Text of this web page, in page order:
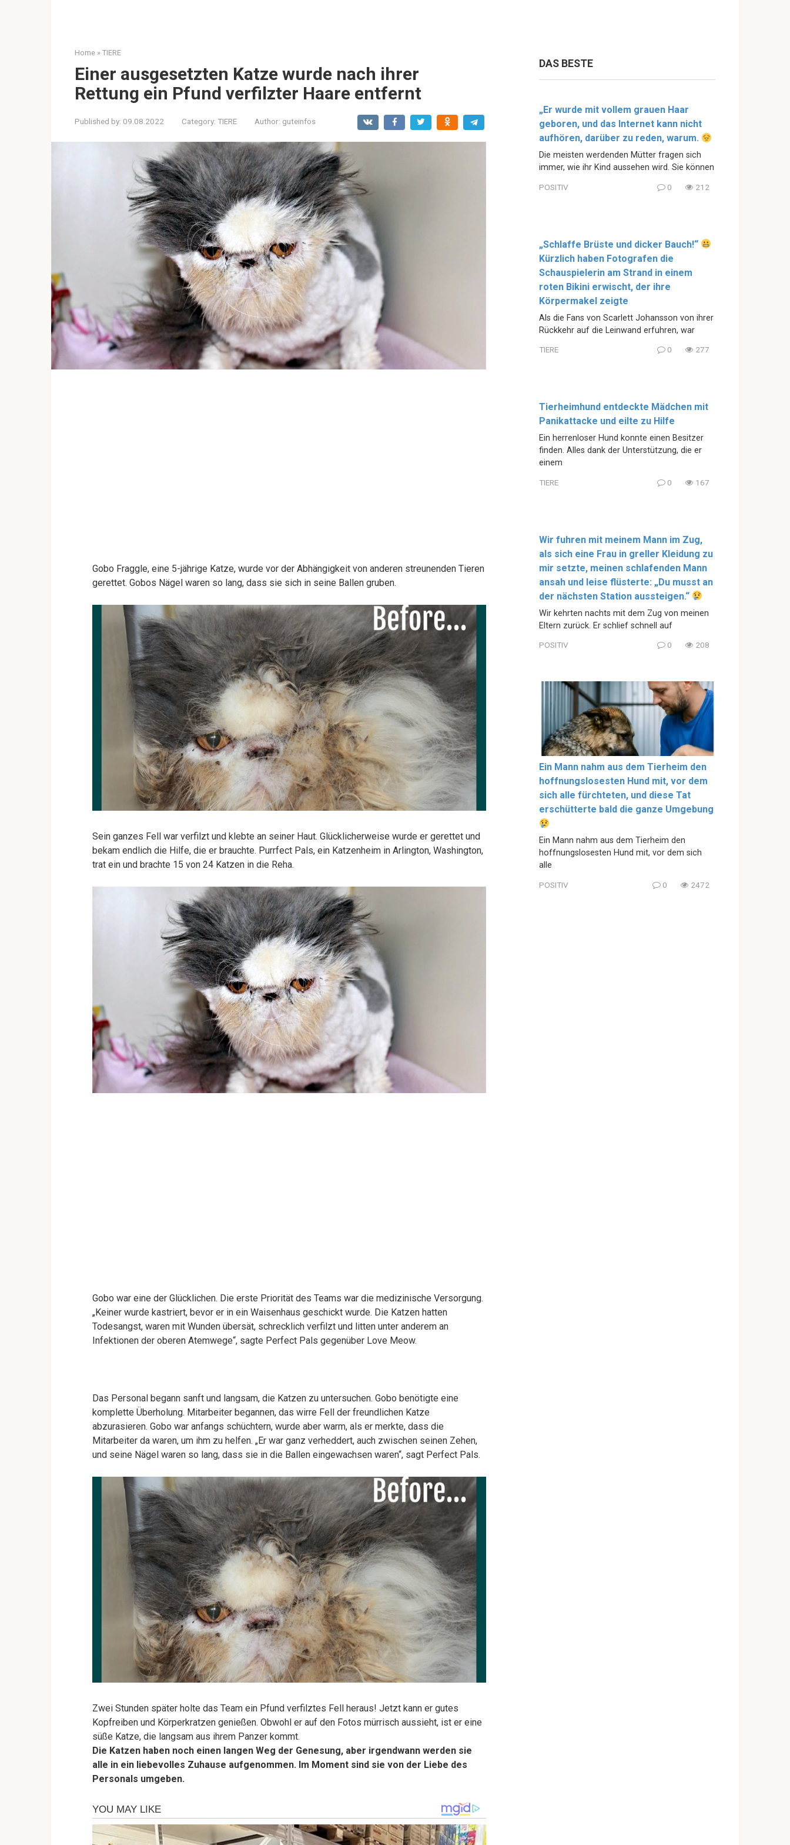
Home » TIERE
Einer ausgesetzten Katze wurde nach ihrer
Rettung ein Pfund verfilzter Haare entfernt
Published by: 09.08.2022 Category: TIERE Author: guteinfos
Gobo Fraggle, eine 5-jährige Katze, wurde vor der Abhängigkeit von anderen streunenden Tieren
gerettet. Gobos Nägel waren so lang, dass sie sich in seine Ballen gruben.
Sein ganzes Fell war verfilzt und klebte an seiner Haut. Glücklicherweise wurde er gerettet und
bekam endlich die Hilfe, die er brauchte. Purrfect Pals, ein Katzenheim in Arlington, Washington,
trat ein und brachte 15 von 24 Katzen in die Reha.
Gobo war eine der Glücklichen. Die erste Priorität des Teams war die medizinische Versorgung.
„Keiner wurde kastriert, bevor er in ein Waisenhaus geschickt wurde. Die Katzen hatten
Todesangst, waren mit Wunden übersät, schrecklich verfilzt und litten unter anderem an
Infektionen der oberen Atemwege“, sagte Perfect Pals gegenüber Love Meow.
Das Personal begann sanft und langsam, die Katzen zu untersuchen. Gobo benötigte eine
komplette Überholung. Mitarbeiter begannen, das wirre Fell der freundlichen Katze
abzurasieren. Gobo war anfangs schüchtern, wurde aber warm, als er merkte, dass die
Mitarbeiter da waren, um ihm zu helfen. „Er war ganz verheddert, auch zwischen seinen Zehen,
und seine Nägel waren so lang, dass sie in die Ballen eingewachsen waren“, sagt Perfect Pals.
Zwei Stunden später holte das Team ein Pfund verfilztes Fell heraus! Jetzt kann er gutes
Kopfreiben und Körperkratzen genießen. Obwohl er auf den Fotos mürrisch aussieht, ist er eine
süße Katze, die langsam aus ihrem Panzer kommt.
Die Katzen haben noch einen langen Weg der Genesung, aber irgendwann werden sie
alle in ein liebevolles Zuhause aufgenommen. Im Moment sind sie von der Liebe des
Personals umgeben.
DAS BESTE
„Er wurde mit vollem grauen Haar
geboren, und das Internet kann nicht
aufhören, darüber zu reden, warum.
Die meisten werdenden Mütter fragen sich
immer, wie ihr Kind aussehen wird. Sie können
POSITIV 0 212
„Schlaffe Brüste und dicker Bauch!“
Kürzlich haben Fotografen die
Schauspielerin am Strand in einem
roten Bikini erwischt, der ihre
Körpermakel zeigte
Als die Fans von Scarlett Johansson von ihrer
Rückkehr auf die Leinwand erfuhren, war
TIERE 0 277
Tierheimhund entdeckte Mädchen mit
Panikattacke und eilte zu Hilfe
Ein herrenloser Hund konnte einen Besitzer
finden. Alles dank der Unterstützung, die er
einem
TIERE 0 167
Wir fuhren mit meinem Mann im Zug,
als sich eine Frau in greller Kleidung zu
mir setzte, meinen schlafenden Mann
ansah und leise flüsterte: „Du musst an
der nächsten Station aussteigen.“
Wir kehrten nachts mit dem Zug von meinen
Eltern zurück. Er schlief schnell auf
POSITIV 0 208
Ein Mann nahm aus dem Tierheim den
hoffnungslosesten Hund mit, vor dem
sich alle fürchteten, und diese Tat
erschütterte bald die ganze Umgebung
Ein Mann nahm aus dem Tierheim den
hoffnungslosesten Hund mit, vor dem sich
alle
POSITIV 0 2472